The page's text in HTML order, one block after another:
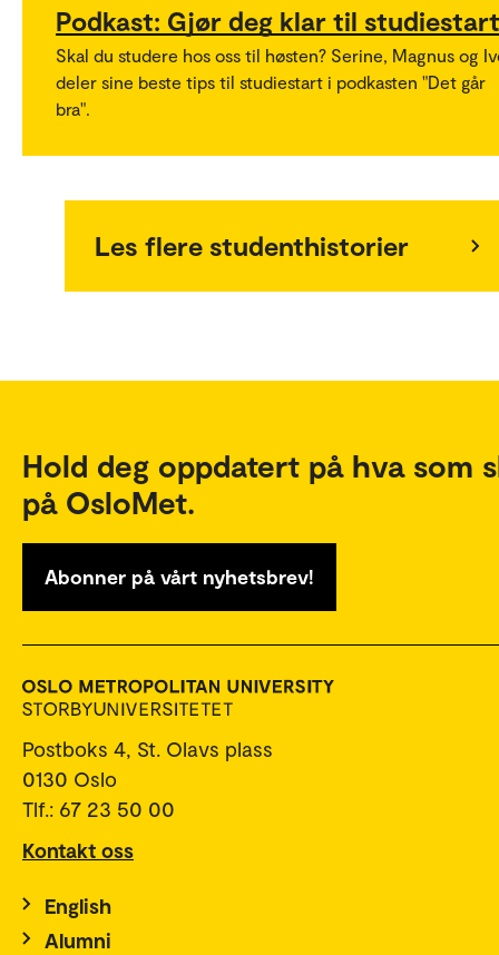
Podkast: Gjør deg klar til studiestart
Skal du studere hos oss til høsten? Serine, Magnus og
deler sine beste tips til studiestart i podkasten "Det går
bra".
Les flere studenthistorier
Hold deg oppdatert på hva som
på OsloMet.
Abonner på vårt nyhetsbrev!
Postboks 4, St. Olavs plass
0130 Oslo
Tlf.: 67 23 50 00
Kontakt oss
English
Alumni